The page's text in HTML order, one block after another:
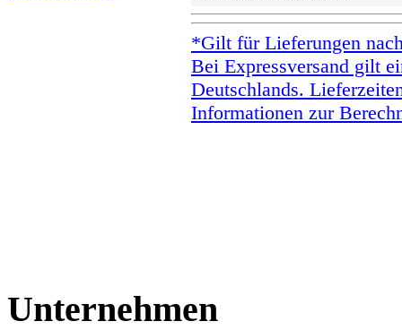
*Gilt für Lieferungen
Bei Expressversand gilt
Deutschlands.
Informationen zur
Unternehmen